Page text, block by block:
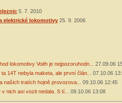
5. 7. 2010
elektrické lokomotivy 25. 9. 2006
lokomotivy Voith je nejpozoruhodn...
27.09.06
14T nebyla maketa, ale první člán...
07.10.06
našich tratích hojně provozova...
09.10.06 12:45
nich asi vozit nedala. S tí... 09.10.06 13:08